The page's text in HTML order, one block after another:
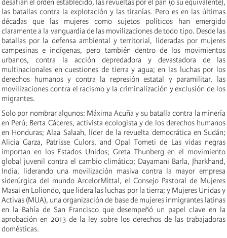
desafían el orden establecido, las revueltas por el pan (o su equivalente),
las batallas contra la explotación y las tiranías. Pero es en las últimas
décadas que las mujeres como sujetos políticos han emergido
claramente a la vanguardia de las movilizaciones de todo tipo. Desde las
batallas por la defensa ambiental y territorial, lideradaspor mujeres
campesinas e indígenas, pero también dentro de los movimientos
urbanos, contra la acción depredadora y devastadora de las
multinacionales en cuestiones de tierra y agua; en las luchas por los
derechos humanos y contra la represión estatal y paramilitar, las
movilizaciones contra el racismo y la criminalización y exclusión de los
migrantes.
Solo por nombrar algunos: Máxima Acuña y su batalla contra la minería
en Perú; Berta Cáceres, activista ecologista y de los derechos humanos
en Honduras; Alaa Salaah, líder de la revuelta democrática en Sudán;
Alicia Garza, Patrisse Culors, and Opal Tometi de Las vidas negras
importan en los Estados Unidos; Greta Thunberg en el movimiento
global juvenil contra el cambio climático; Dayamani Barla, Jharkhand,
India, liderando una movilización masiva contra la mayor empresa
siderúrgica del mundo ArcelorMittal, el Consejo Pastoral de Mujeres
Masai en Loliondo, que lidera las luchas por la tierra; y Mujeres Unidas y
Activas (MUA), una organización de base de mujeres inmigrantes latinas
en la Bahía de San Francisco que desempeñó un papel clave en la
aprobación en 2013 de la ley sobre los derechos de las trabajadoras
domésticas.